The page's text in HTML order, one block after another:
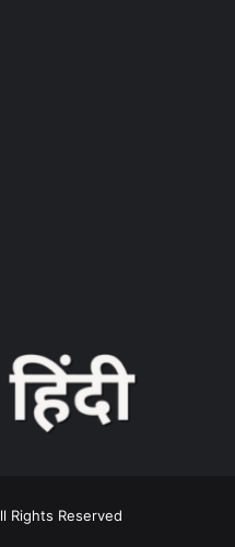
Rights Reserved